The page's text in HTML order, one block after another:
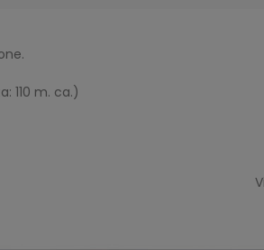
110 m. ca.)